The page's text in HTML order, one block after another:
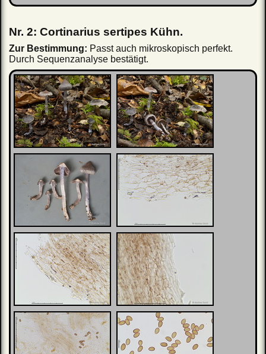
Nr. 2: Cortinarius sertipes Kühn.
Zur Bestimmung: Passt auch mikroskopisch perfekt.
Durch Sequenzanalyse bestätigt.